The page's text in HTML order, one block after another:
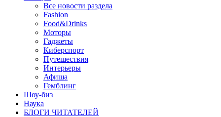
Все новости раздела
Fashion
Food&Drinks
Моторы
Гаджеты
Киберспорт
Путешествия
Интерьеры
Афиша
Гемблинг
Шоу-биз
Наука
БЛОГИ ЧИТАТЕЛЕЙ